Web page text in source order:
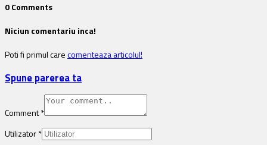
0 Comments
Niciun comentariu inca!
Poti fi primul carecomenteaza articolul!
Spune parerea ta
Comment*
Utilizator*